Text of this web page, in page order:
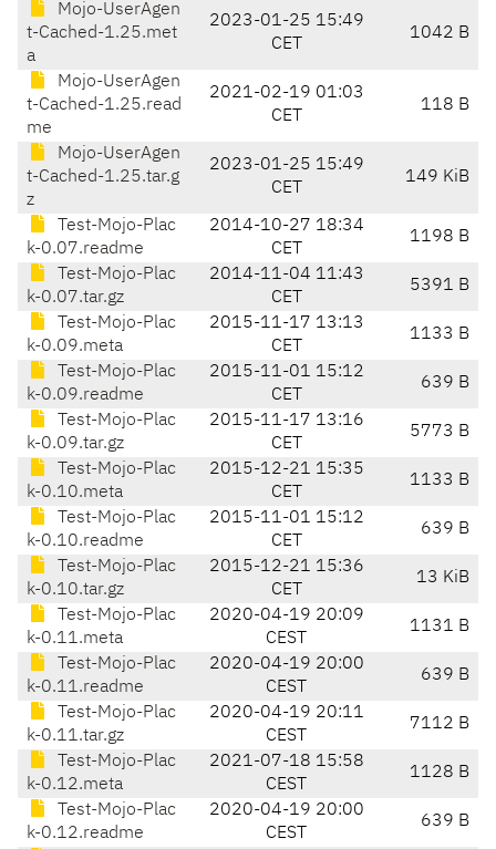
Mojo-UserAgen
t-Cached-1.25.met
a
2023-01-25 15:49
CET
1042 B
Mojo-UserAgen
t-Cached-1.25.read
me
2021-02-19 01:03
CET
118 B
Mojo-UserAgen
t-Cached-1.25.tar.g
z
2023-01-25 15:49
CET
149 KiB
Test-Mojo-Plac
k-0.07.readme
2014-10-27 18:34
CET
1198 B
Test-Mojo-Plac
k-0.07.tar.gz
2014-11-04 11:43
CET
5391 B
Test-Mojo-Plac
k-0.09.meta
2015-11-17 13:13
CET
1133 B
Test-Mojo-Plac
k-0.09.readme
2015-11-01 15:12
CET
639 B
Test-Mojo-Plac
k-0.09.tar.gz
2015-11-17 13:16
CET
5773 B
Test-Mojo-Plac
k-0.10.meta
2015-12-21 15:35
CET
1133 B
Test-Mojo-Plac
k-0.10.readme
2015-11-01 15:12
CET
639 B
Test-Mojo-Plac
k-0.10.tar.gz
2015-12-21 15:36
CET
13 KiB
Test-Mojo-Plac
k-0.11.meta
2020-04-19 20:09
CEST
1131 B
Test-Mojo-Plac
k-0.11.readme
2020-04-19 20:00
CEST
639 B
Test-Mojo-Plac
k-0.11.tar.gz
2020-04-19 20:11
CEST
7112 B
Test-Mojo-Plac
k-0.12.meta
2021-07-18 15:58
CEST
1128 B
Test-Mojo-Plac
k-0.12.readme
2020-04-19 20:00
CEST
639 B